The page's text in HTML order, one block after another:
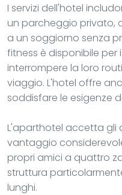
I servizi dell'hotel
un parcheggio privato,
a un soggiorno senza
fitness è disponibile
interrompere la loro
viaggio. L'hotel offre
soddisfare le esigenze
L'aparthotel accetta gli
vantaggio
propri amici a quattro
struttura
lunghi.